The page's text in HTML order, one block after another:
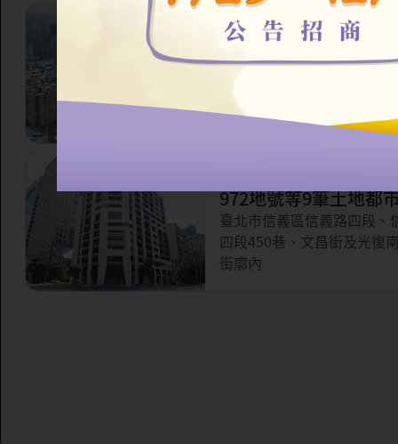
臺北市信義區虎林段
147地號等45筆土地
市更新案
臺北市信義區永吉路321巷
路以北所圍之部分街廓範圍
972地號等9筆土地都
案
臺北市信義區信義路四段、
四段450巷、文昌街及光復
街廓內